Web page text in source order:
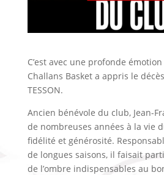
C’est avec une profonde
Challans Basket a appris le
TESSON.
Ancien bénévole du club, Jean-
de nombreuses années à la vie
fidélité et générosité.
de longues saisons, il faisait
de l’ombre indispensables au